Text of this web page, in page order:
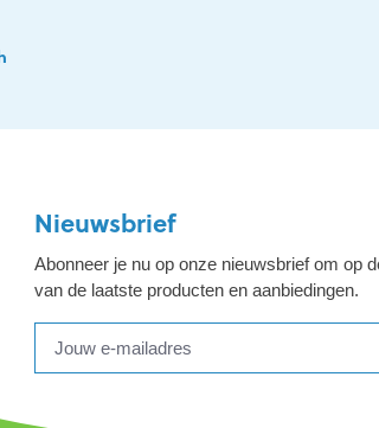
Nieuwsbrief
Abonneer je nu op onze nieuwsbrief om op
van de laatste producten en aanbiedingen.